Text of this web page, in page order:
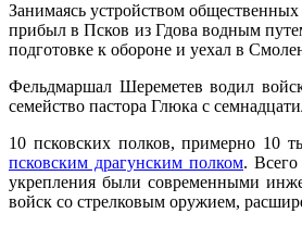
Занимаясь устройством
прибыл в Псков из Гдова водным
подготовке к обороне и уехал в
Фельдмаршал Шереметев водил
семейство пастора Глюка с
10 псковских полков, примерно 10
псковским драгунским полком.
укрепления были современными
войск со стрелковым оружием,